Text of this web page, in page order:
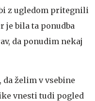
z ugledom pritegnili
je bila ta ponudba
da ponudim nekaj
želim v vsebine
vnesti tudi pogled